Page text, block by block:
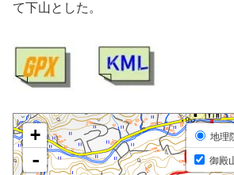
て下山とした。